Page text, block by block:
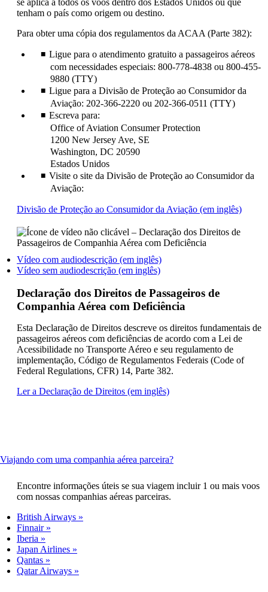
às
de
tenham o país como origem ou destino.
Para obter uma cópia dos regulamentos da ACAA (Parte 382):
Ligue para o atendimento gratuito a passageiros aéreos
com necessidades especiais: 800-778-4838 ou 800-455-
9880 (TTY)
Ligue para a Divisão de Proteção ao Consumidor da
Aviação: 202-366-2220 ou 202-366-0511 (TTY)
Escreva para:
Office of Aviation Consumer Protection
1200 New Jersey Ave, SE
Washington, DC 20590
Estados Unidos
Visite o site da Divisão de Proteção ao Consumidor da
Aviação:
Divisão de Proteção ao Consumidor da Aviação (em inglês)Abre
às
Vídeo com audiodescrição (em inglês)Abre
em
outro
site,
uma
nova
janela,
que
pode
não
atender
Vídeo sem audiodescrição (em inglês)Abre
vídeo
em
outro
site,
em
uma
nova
janela,
que
pode
não
Declaração dos Direitos de Passageiros de
Companhia Aérea com Deficiência
Esta Declaração de Direitos descreve os direitos fundamentais de
passageiros aéreos com deficiências de acordo com a Lei de
Acessibilidade no Transporte Aéreo e seu regulamento de
implementação, Código de Regulamentos Federais (Code of
Federal Regulations, CFR) 14, Parte 382.
Ler a Declaração de Direitos (em inglês)Abre
janela,
que
não
atender
Viajando com uma companhia aérea parceira?This
can
be
Encontre informações úteis se sua viagem incluir 1 ou mais voos
com nossas companhias aéreas parceiras.
British Airways
Finnair
Iberia
Japan Airlines
Qantas
Qatar Airways